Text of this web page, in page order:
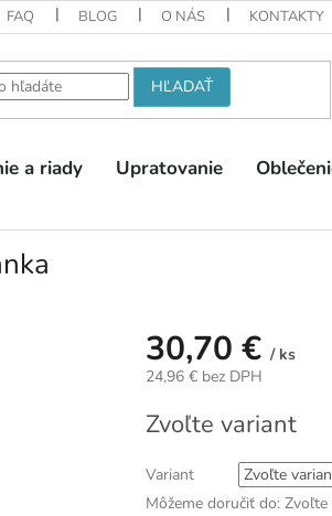
FAQ BLOG O NÁS KONTAKTY
HĽADAŤ
a riady Upratovanie
30,70 € / ks
24,96 € bez DPH
cena:
Zvoľte variant
Variant
Môžeme doručiť do: Zvoľte